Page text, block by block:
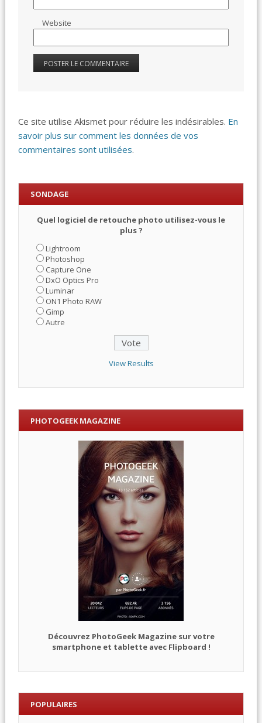
Website
Ce site utilise Akismet pour réduire les indésirables. En
savoir plus sur comment les données de vos
commentaires sont utilisées.
SONDAGE
Quel logiciel de retouche photo utilisez-vous le
plus ?
Lightroom
Photoshop
Capture One
DxO Optics Pro
Luminar
ON1 Photo RAW
Gimp
Autre
View Results
PHOTOGEEK MAGAZINE
Découvrez PhotoGeek Magazine sur votre
smartphone et tablette avec Flipboard !
POPULAIRES